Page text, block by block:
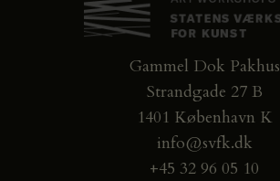
Gammel Dok Pakhus
Strandgade 27 B
1401 København K
info@svfk.dk
+45 32 96 05 10